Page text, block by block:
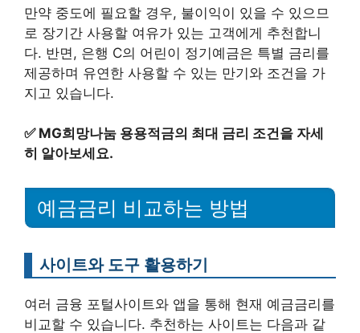
만약 중도에 필요할 경우, 불이익이 있을 수 있으므
로 장기간 사용할 여유가 있는 고객에게 추천합니
다. 반면, 은행 C의 어린이 정기예금은 특별 금리를
제공하며 유연한 사용할 수 있는 만기와 조건을 가
지고 있습니다.
✅ MG희망나눔 용용적금의 최대 금리 조건을 자세
히 알아보세요.
예금금리 비교하는 방법
사이트와 도구 활용하기
여러 금융 포털사이트와 앱을 통해 현재 예금금리를
비교할 수 있습니다. 추천하는 사이트는 다음과 같